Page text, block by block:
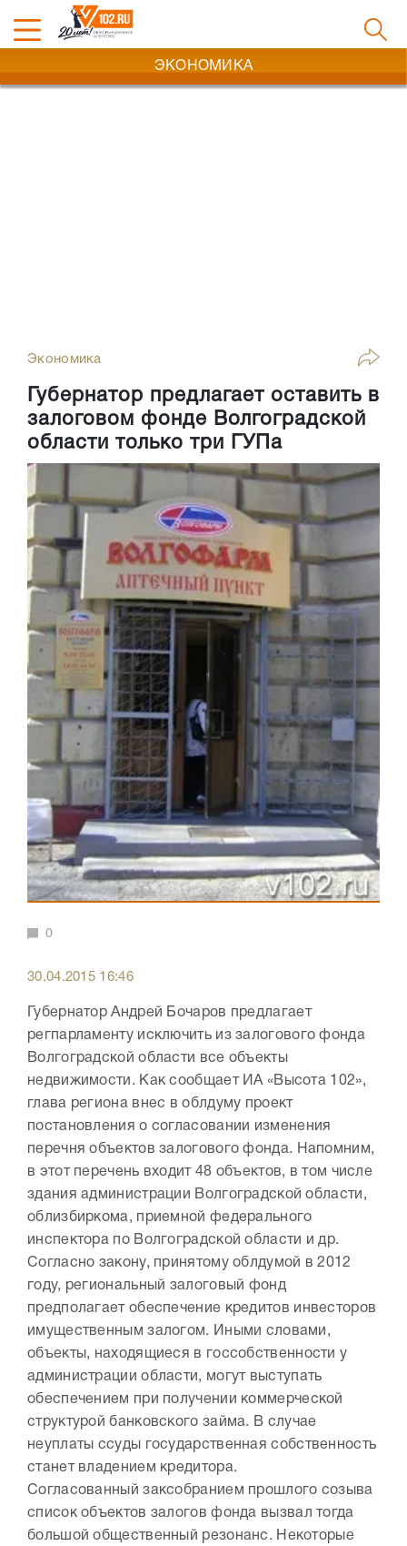
ЭКОНОМИКА
Экономика
Губернатор предлагает оставить в
залоговом фонде Волгоградской
области только три ГУПа
0
30.04.2015 16:46
Губернатор Андрей Бочаров предлагает
регпарламенту исключить из залогового фонда
Волгоградской области все объекты
недвижимости. Как сообщает ИА «Высота 102»,
глава региона внес в облдуму проект
постановления о согласовании изменения
перечня объектов залогового фонда. Напомним,
в этот перечень входит 48 объектов, в том числе
здания администрации Волгоградской области,
облизбиркома, приемной федерального
инспектора по Волгоградской области и др.
Согласно закону, принятому облдумой в 2012
году, региональный залоговый фонд
предполагает обеспечение кредитов инвесторов
имущественным залогом. Иными словами,
объекты, находящиеся в госсобственности у
администрации области, могут выступать
обеспечением при получении коммерческой
структурой банковского займа. В случае
неуплаты ссуды государственная собственность
станет владением кредитора.
Согласованный заксобранием прошлого созыва
список объектов залогов фонда вызвал тогда
большой общественный резонанс. Некоторые